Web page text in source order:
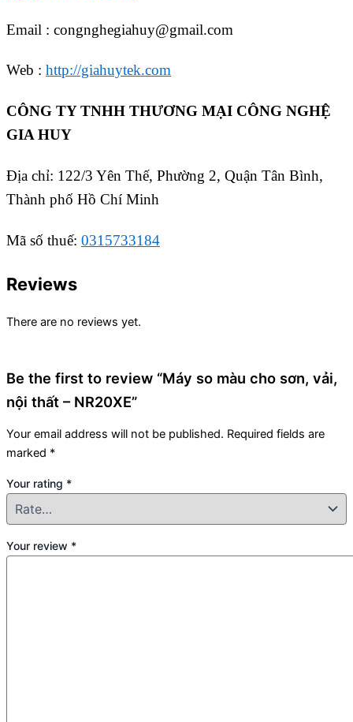
Email : congnghegiahuy@gmail.com
Web : http://giahuytek.com
CÔNG TY TNHH THƯƠNG MẠI CÔNG NGHỆ
GIA HUY
Địa chỉ: 122/3 Yên Thế, Phường 2, Quận Tân Bình,
Thành phố Hồ Chí Minh
Mã số thuế: 0315733184
Reviews
There are no reviews yet.
Be the first to review “Máy so màu cho sơn, vải,
nội thất – NR20XE”
Your email address will not be published. Required fields are
marked *
Your rating *
Your review *